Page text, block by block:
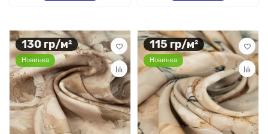
130 гр/м²
Новинка
115 гр/м²
Новинка